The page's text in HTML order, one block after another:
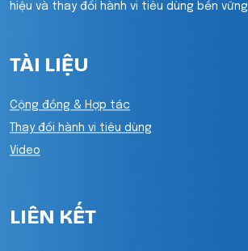
hiệu và thay đổi hành vi tiêu dùng bền vững
TÀI LIỆU
Cộng đồng & Hợp tác
Thay đổi hành vi tiêu dùng
Video
LIÊN KẾT